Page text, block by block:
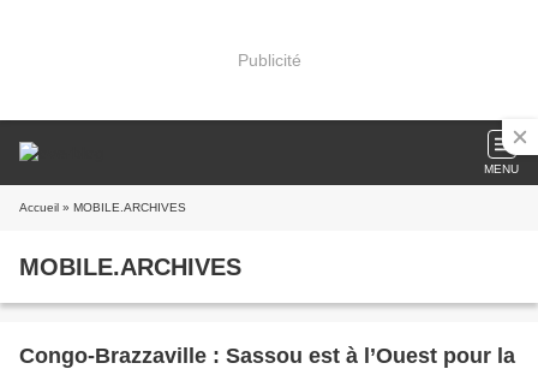
Publicité
MENU
Accueil » MOBILE.ARCHIVES
MOBILE.ARCHIVES
Congo-Brazzaville : Sassou est à l’Ouest pour la